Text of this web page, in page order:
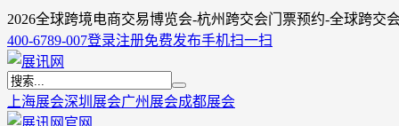
2026全球跨境电商交易博览会-杭州跨交会门票预约-全球跨交
400-6789-007登录注册免费发布手机扫一扫
上海展会深圳展会广州展会成都展会